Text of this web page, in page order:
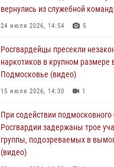
Росгвардейцы задержали
(видео)
31 июля 2026, 09:00
В Главном управлении
торжественное собрание,
юбилею образования
общественной организации
правопорядка (видео)
вернулись из служебной
24 июля 2026, 14:54 5
Росгвардейцы пресекли
наркотиков в крупном размере
Подмосковье (видео)
15 июля 2026, 14:30 1
При содействии подмосковного
Росгвардии задержаны трое
группы, подозреваемых в
(видео)